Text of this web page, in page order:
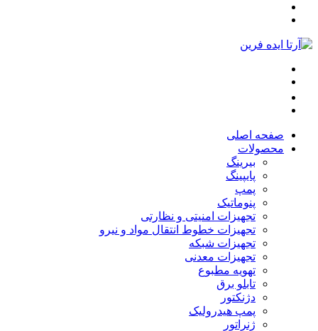
صفحه اصلی
محصولات
بیرینگ
پایپینگ
پمپ
پنوماتیک
تجهیزات امنیتی و نظارتی
تجهیزات خطوط انتقال مواد و نیرو
تجهیزات شبکه
تجهیزات معدنی
تهویه مطبوع
تابلو برق
دژنکتور
پمپ هیدرولیک
ژنراتور